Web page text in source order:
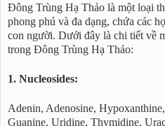
Đông Trùng Hạ Thảo là một loại
phong phú và đa dạng, chứa các
con người. Dưới đây là chi tiết về
trong Đông Trùng Hạ Thảo:
1. Nucleosides:
Adenin, Adenosine,
Guanine, Uridine, Thymidine,